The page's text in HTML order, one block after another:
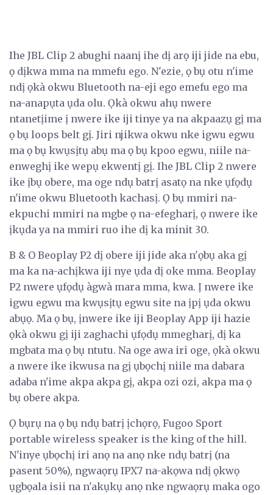
Ihe JBL Clip 2 abughi naanị ihe dị arọ iji jide na ebu,
ọ dịkwa mma na mmefu ego. N'ezie, ọ bụ otu n'ime
ndị ọkà okwu Bluetooth na-eji ego emefu ego ma
na-anapụta ụda olu. Ọkà okwu ahụ nwere
ntanetịime ị nwere ike iji tinye ya na akpaazụ gị ma
ọ bụ loops belt gị. Jiri njikwa okwu nke igwu egwu
ma ọ bụ kwụsịtụ abụ ma ọ bụ kpoo egwu, niile na-
enweghị ike wepụ ekwentị gị. Ihe JBL Clip 2 nwere
ike ịbụ obere, ma oge ndụ batrị asatọ na nke ụfọdụ
n'ime okwu Bluetooth kachasị. Ọ bụ mmiri na-
ekpuchi mmiri na mgbe ọ na-efegharị, ọ nwere ike
ịkụda ya na mmiri ruo ihe dị ka minit 30.
B & O Beoplay P2 dị obere iji jide aka n'ọbụ aka gị
ma ka na-achịkwa iji nye ụda dị oke mma. Beoplay
P2 nwere ụfọdụ àgwà mara mma, kwa. Ị nwere ike
igwu egwu ma kwụsịtụ egwu site na ịpị ụda okwu
abụọ. Ma ọ bụ, ịnwere ike iji Beoplay App iji hazie
ọkà okwu gị iji zaghachi ụfọdụ mmegharị, dị ka
mgbata ma ọ bụ ntutu. Na oge awa iri oge, ọkà okwu
a nwere ike ikwusa na gị ụbọchị niile ma dabara
adaba n'ime akpa akpa gị, akpa ozi ozi, akpa ma ọ
bụ obere akpa.
Ọ bụrụ na ọ bụ ndụ batrị ịchọrọ, Fugoo Sport
portable wireless speaker is the king of the hill.
N'inye ụbọchị iri anọ na anọ nke ndụ batrị (na
pasent 50%), ngwaọrụ IPX7 na-akọwa ndị ọkwọ
ụgbọala isii na n'akụkụ anọ nke ngwaọrụ maka ogo